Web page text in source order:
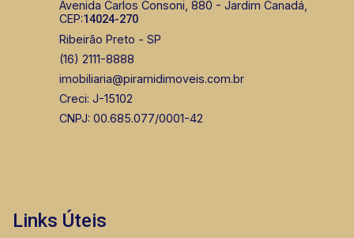
Avenida Carlos Consoni, 880 - Jardim Canadá,
CEP:14024-270
Ribeirão Preto - SP
(16) 2111-8888
imobiliaria@piramidimoveis.com.br
Creci: J-15102
CNPJ: 00.685.077/0001-42
Links Úteis